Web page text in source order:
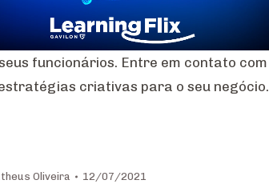
funcionários. Entre em contato com
criativas para o seu negócio.
Oliveira 12/07/2021